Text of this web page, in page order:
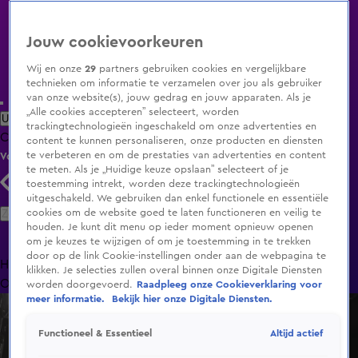
Uitzending Gemist Populaire programma's Zenders Genres
ClipsFilmsRadioSmart TV inlogShop
Volg KIJK
Zoeken
HomeUitzending Gemist Programma's De Bondgenoten
OranjezomerLivestreamsShop
Jouw cookievoorkeuren
Wij en onze29 partners gebruiken cookies en vergelijkbare
technieken om informatie te verzamelen over jou als gebruiker
van onze website(s), jouw gedrag en jouw apparaten. Als je
„Alle cookies accepteren” selecteert, worden
trackingtechnologieën ingeschakeld om onze advertenties en
content te kunnen personaliseren, onze producten en diensten
te verbeteren en om de prestaties van advertenties en content
te meten. Als je „Huidige keuze opslaan” selecteert of je
toestemming intrekt, worden deze trackingtechnologieën
uitgeschakeld. We gebruiken dan enkel functionele en essentiële
cookies om de website goed te laten functioneren en veilig te
houden. Je kunt dit menu op ieder moment opnieuw openen
om je keuzes te wijzigen of om je toestemming in te trekken
door op de link Cookie-instellingen onder aan de webpagina te
klikken. Je selecties zullen overal binnen onze Digitale Diensten
worden doorgevoerd.
Raadpleeg onze Cookieverklaring voor
meer informatie.
Bekijk hier onze Digitale Diensten.
Functioneel & Essentieel Altijd actief